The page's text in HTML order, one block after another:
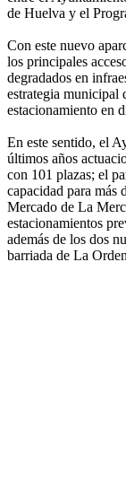
de Huelva y el
Con este nuevo
los principales
degradados en
estrategia municipal
estacionamiento en
En este sentido, el
últimos años
con 101 plazas; el
capacidad para más
Mercado de La
estacionamientos
además de los dos
barriada de La